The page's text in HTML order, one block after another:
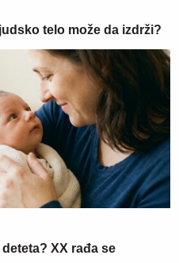
telo može da izdrži?
XX rađa se